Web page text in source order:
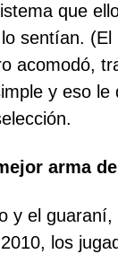
que
sentían. (El
acomodó,
y eso le
arma
y el guaraní,
los